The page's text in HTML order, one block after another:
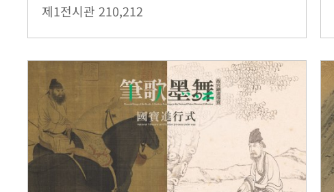
제1전시관 210,212